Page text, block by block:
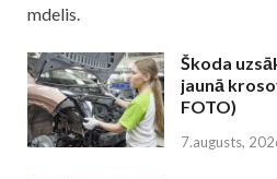
mdelis.
Škoda
jaunā
FOTO)
7.augusts,